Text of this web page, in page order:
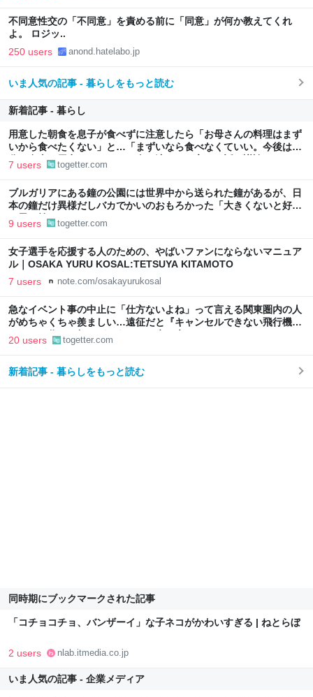
不同意性交の「不同意」を責める前に「同意」が何か教えてくれ
よ。 ロジッ..
250 users anond.hatelabo.jp
いま人気の記事 - 暮らしをもっと読む
新着記事 - 暮らし
用意した朝食を息子が食べずに注意したら「お母さんの料理はまず
いから食べたくない」と…「まずいなら食べなくていい。今後は自
分で食事を用意しなさい。お金は渡す」と言った話が議論に
7 users togetter.com
ブルガリアにある鐘の公園には世界中から送られた鐘があるが、日
本の鐘だけ異様だしバカでかいのおもろかった「大きくないと好き
な男を焼けないから、ね」
9 users togetter.com
女子選手を応援する人のための、やばいファンにならないマニュア
ル｜OSAKA YURU KOSAL:TETSUYA KITAMOTO
7 users note.com/osakayurukosal
急なイベント事の中止に「仕方ないよね」って言える関東圏内の人
がめちゃくちゃ羨ましい…遠征だと『キャンセルできない飛行機代
とホテル代』の怒りがどうしても先に来る
20 users togetter.com
新着記事 - 暮らしをもっと読む
同時期にブックマークされた記事
「コチョコチョ、バンザーイ」な子ネコがかわいすぎる | ねとらぼ
2 users nlab.itmedia.co.jp
いま人気の記事 - 企業メディア